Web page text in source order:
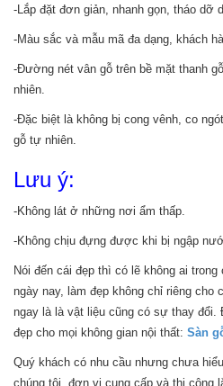
-Lắp đặt đơn giản, nhanh gọn, tháo dỡ
-Màu sắc và mẫu mã đa dạng, khách
-Đường nét vân gỗ trên bề mặt thanh
nhiên.
-Đặc biệt là không bị cong vênh, co
gỗ tự nhiên.
Lưu ý:
-Không lát ở những nơi ẩm thấp.
-Không chịu đựng được khi bị ngập
Nói đến cái đẹp thì có lẽ không ai
ngày nay, làm đẹp không chỉ riêng
ngay là là vật liệu cũng có sự thay đổi.
đẹp cho mọi không gian nội thất: Sàn
Quý khách có nhu cầu nhưng chưa
chúng tôi, đơn vị cung cấp và thi công